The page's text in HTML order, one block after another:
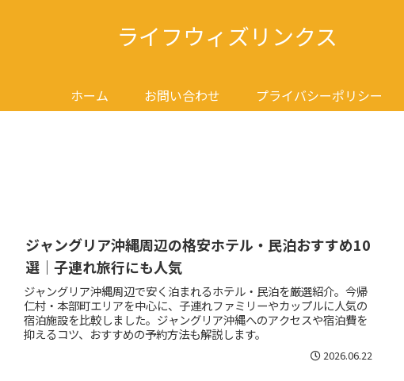
ライフウィズリンクス
ホーム お問い合わせ プライバシーポリシー
ジャングリア沖縄周辺の格安ホテル・民泊おすすめ10
選｜子連れ旅行にも人気
ジャングリア沖縄周辺で安く泊まれるホテル・民泊を厳選紹介。今帰
仁村・本部町エリアを中心に、子連れファミリーやカップルに人気の
宿泊施設を比較しました。ジャングリア沖縄へのアクセスや宿泊費を
抑えるコツ、おすすめの予約方法も解説します。
2026.06.22